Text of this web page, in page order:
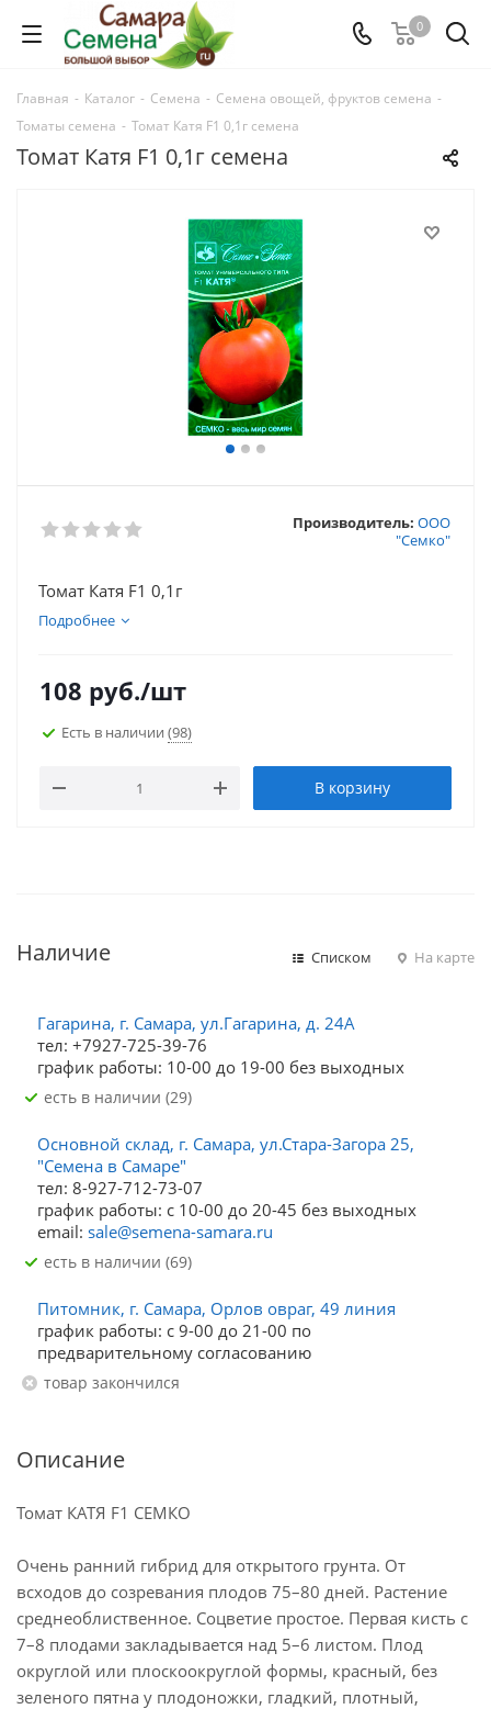
0
Главная - Каталог - Семена - Семена овощей, фруктов семена -
Томаты семена - Томат Катя F1 0,1г семена
Томат Катя F1 0,1г семена
Производитель: ООО
"Семко"
Томат Катя F1 0,1г
Подробнее
108 руб./шт
Есть в наличии (98)
В корзину
Наличие Списком На карте
Гагарина, г. Самара, ул.Гагарина, д. 24А
тел: +7927-725-39-76
график работы: 10-00 до 19-00 без выходных
Есть в наличии (29)
Основной склад, г. Самара, ул.Стара-Загора 25,
"Семена в Самаре"
тел: 8-927-712-73-07
график работы: с 10-00 до 20-45 без выходных
email: sale@semena-samara.ru
Есть в наличии (69)
Питомник, г. Самара, Орлов овраг, 49 линия
график работы: с 9-00 до 21-00 по
предварительному согласованию
Товар закончился
Описание
Томат КАТЯ F1 СЕМКО
Очень ранний гибрид для открытого грунта. От
всходов до созревания плодов 75–80 дней. Растение
среднеоблиственное. Соцветие простое. Первая кисть с
7–8 плодами закладывается над 5–6 листом. Плод
округлой или плоскоокруглой формы, красный, без
зеленого пятна у плодоножки, гладкий, плотный,